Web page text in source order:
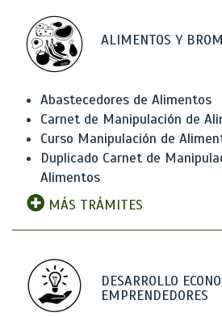
ALIMENTOS Y
Abastecedores de Alimentos
Carnet de Manipulación de
Curso Manipulación de
Duplicado Carnet de
Alimentos
MÁS TRÁMITES
DESARROLLO
EMPRENDEDORES